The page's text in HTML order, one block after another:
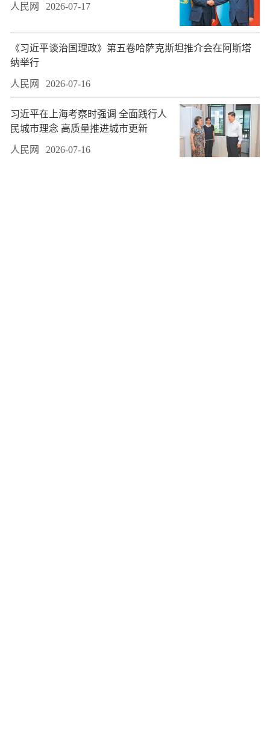
人民网 2026-07-17
​《习近平谈治国理政》第五卷哈萨克斯坦推介会在阿斯塔
纳举行
人民网 2026-07-16
习近平在上海考察时强调 全面践行人
民城市理念 高质量推进城市更新
人民网 2026-07-16